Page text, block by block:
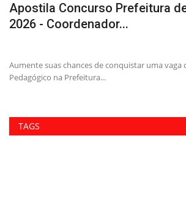
Apostila Concurso Prefeitura
2026 - Coordenador...
Aumente suas chances de conquistar uma
Pedagógico na Prefeitura...
TAGS